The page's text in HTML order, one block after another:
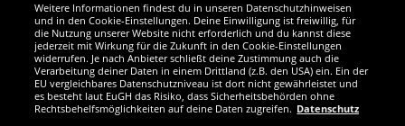
Werde SportSpar-Fan!
Weitere Informationen findest du in unseren Datenschutzhinweisen
und in den Cookie-Einstellungen. Deine Einwilligung ist freiwillig, für
die Nutzung unserer Website nicht erforderlich und du kannst diese
jederzeit mit Wirkung für die Zukunft in den Cookie-Einstellungen
widerrufen. Je nach Anbieter schließt deine Zustimmung auch die
Verarbeitung deiner Daten in einem Drittland (z.B. den USA) ein. Ein der
EU vergleichbares Datenschutzniveau ist dort nicht gewährleistet und
es besteht laut EuGH das Risiko, dass Sicherheitsbehörden ohne
Rechtsbehelfsmöglichkeiten auf deine Daten zugreifen. Datenschutz